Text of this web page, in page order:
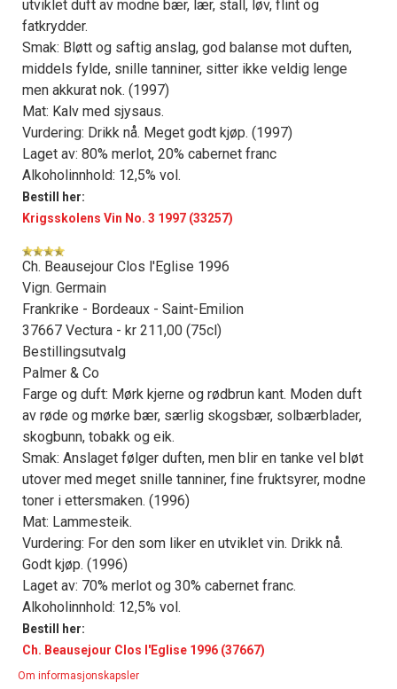
utviklet duft av modne bær, lær, stall, løv, flint og
fatkrydder.
Smak: Bløtt og saftig anslag, god balanse mot duften,
middels fylde, snille tanniner, sitter ikke veldig lenge
men akkurat nok. (1997)
Mat: Kalv med sjysaus.
Vurdering: Drikk nå. Meget godt kjøp. (1997)
Laget av: 80% merlot, 20% cabernet franc
Alkoholinnhold: 12,5% vol.
Bestill her:
Krigsskolens Vin No. 3 1997 (33257)
Ch. Beausejour Clos l'Eglise 1996
Vign. Germain
Frankrike - Bordeaux - Saint-Emilion
37667 Vectura - kr 211,00 (75cl)
Bestillingsutvalg
Palmer & Co
Farge og duft: Mørk kjerne og rødbrun kant. Moden duft
av røde og mørke bær, særlig skogsbær, solbærblader,
skogbunn, tobakk og eik.
Smak: Anslaget følger duften, men blir en tanke vel bløt
utover med meget snille tanniner, fine fruktsyrer, modne
toner i ettersmaken. (1996)
Mat: Lammesteik.
Vurdering: For den som liker en utviklet vin. Drikk nå.
Godt kjøp. (1996)
Laget av: 70% merlot og 30% cabernet franc.
Alkoholinnhold: 12,5% vol.
Bestill her:
Ch. Beausejour Clos l'Eglise 1996 (37667)
Om informasjonskapsler